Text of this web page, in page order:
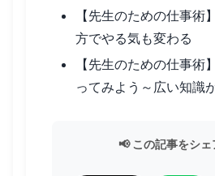
【先生のための仕事
方でやる気も変わる
【先生のための仕事
ってみよう～広い知識
📢 この記事をシェ